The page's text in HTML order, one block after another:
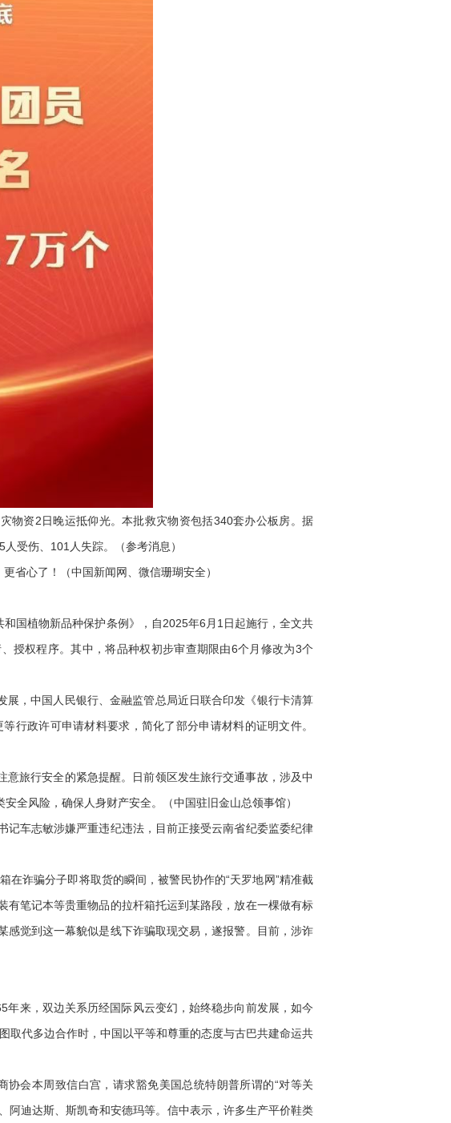
资2日晚运抵仰光。本批救灾物资包括340套办公板房。据
受伤、101人失踪。（参考消息）
心了！（中国新闻网、微信珊瑚安全）
国植物新品种保护条例》，自2025年6月1日起施行，全文共
授权程序。其中，将品种权初步审查期限由6个月修改为3个
，中国人民银行、金融监管总局近日联合印发《银行卡清算
行政许可申请材料要求，简化了部分申请材料的证明文件。
旅行安全的紧急提醒。日前领区发生旅行交通事故，涉及中
全风险，确保人身财产安全。（中国驻旧金山总领事馆）
车志敏涉嫌严重违纪违法，目前正接受云南省纪委监委纪律
诈骗分子即将取货的瞬间，被警民协作的“天罗地网”精准截
笔记本等贵重物品的拉杆箱托运到某路段，放在一棵做有标
觉到这一幕貌似是线下诈骗取现交易，遂报警。目前，涉诈
来，双边关系历经国际风云变幻，始终稳步向前发展，如今
取代多边合作时，中国以平等和尊重的态度与古巴共建命运共
本周致信白宫，请求豁免美国总统特朗普所谓的“对等关
阿迪达斯、斯凯奇和安德玛等。信中表示，许多生产平价鞋类